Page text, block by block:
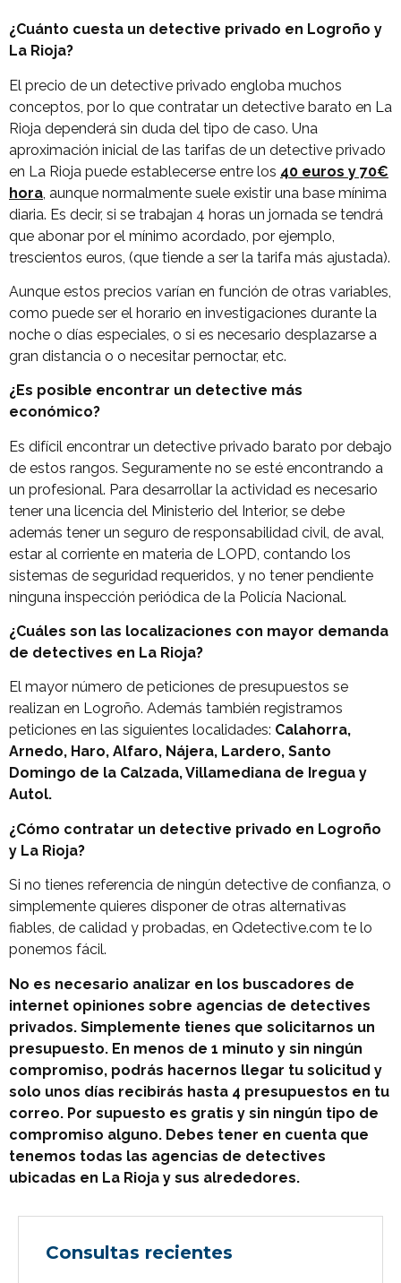
¿Cuánto cuesta un detective privado en Logroño y
La Rioja?
El precio de un detective privado engloba muchos
conceptos, por lo que contratar un detective barato en La
Rioja dependerá sin duda del tipo de caso. Una
aproximación inicial de las tarifas de un detective privado
en La Rioja puede establecerse entre los 40 euros y 70€
hora , aunque normalmente suele existir una base mínima
diaria. Es decir, si se trabajan 4 horas un jornada se tendrá
que abonar por el mínimo acordado, por ejemplo,
trescientos euros, (que tiende a ser la tarifa más ajustada).
Aunque estos precios varían en función de otras variables,
como puede ser el horario en investigaciones durante la
noche o días especiales, o si es necesario desplazarse a
gran distancia o o necesitar pernoctar, etc.
¿Es posible encontrar un detective más
económico?
Es difícil encontrar un detective privado barato por debajo
de estos rangos. Seguramente no se esté encontrando a
un profesional. Para desarrollar la actividad es necesario
tener una licencia del Ministerio del Interior, se debe
además tener un seguro de responsabilidad civil, de aval,
estar al corriente en materia de LOPD, contando los
sistemas de seguridad requeridos, y no tener pendiente
ninguna inspección periódica de la Policía Nacional.
¿Cuáles son las localizaciones con mayor demanda
de detectives en La Rioja?
El mayor número de peticiones de presupuestos se
realizan en Logroño. Además también registramos
peticiones en las siguientes localidades: Calahorra,
Arnedo, Haro, Alfaro, Nájera, Lardero, Santo
Domingo de la Calzada, Villamediana de Iregua y
Autol.
¿Cómo contratar un detective privado en Logroño
y La Rioja?
Si no tienes referencia de ningún detective de confianza, o
simplemente quieres disponer de otras alternativas
fiables, de calidad y probadas, en Qdetective.com te lo
ponemos fácil.
No es necesario analizar en los buscadores de
internet opiniones sobre agencias de detectives
privados. Simplemente tienes que solicitarnos un
presupuesto. En menos de 1 minuto y sin ningún
compromiso, podrás hacernos llegar tu solicitud y
solo unos días recibirás hasta 4 presupuestos en tu
correo. Por supuesto es gratis y sin ningún tipo de
compromiso alguno. Debes tener en cuenta que
tenemos todas las agencias de detectives
ubicadas en La Rioja y sus alrededores.
Consultas recientes